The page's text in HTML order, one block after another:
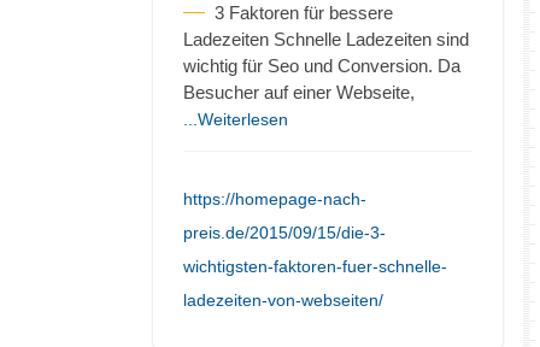
3 Faktoren für bessere
Ladezeiten Schnelle Ladezeiten sind
wichtig für Seo und Conversion. Da
Besucher auf einer Webseite,
...Weiterlesen
https://homepage-nach-
preis.de/2015/09/15/die-3-
wichtigsten-faktoren-fuer-schnelle-
ladezeiten-von-webseiten/